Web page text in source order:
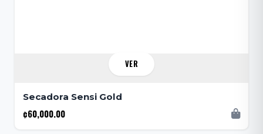
VER
Secadora Sensi Gold
¢60,000.00